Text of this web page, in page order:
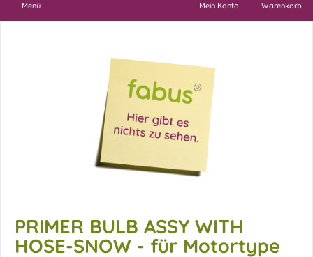
Warenkorb
Mein Konto
Menü
PRIMER BULB ASSY WITH
HOSE-SNOW - für Motortype